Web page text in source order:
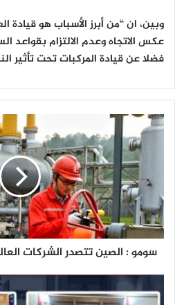
وبين، ان “من أبرز الأسباب هو قيادة
عكس الاتجاه وعدم الالتزام بقواعد
فضلا عن قيادة المركبات تحت تأثير
س
و
ا
ل
ص
ي
ص
سومو : الصين تتصدر الشركات
ح